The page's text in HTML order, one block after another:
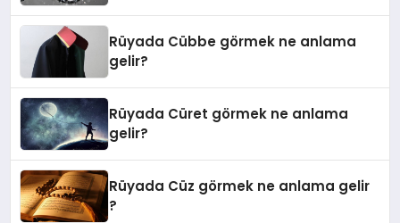
Rüyada Cübbe görmek ne anlama
gelir?
Rüyada Cüret görmek ne anlama
gelir?
Rüyada Cüz görmek ne anlama gelir
?